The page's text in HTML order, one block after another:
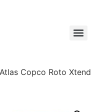
Copco Roto Xtend